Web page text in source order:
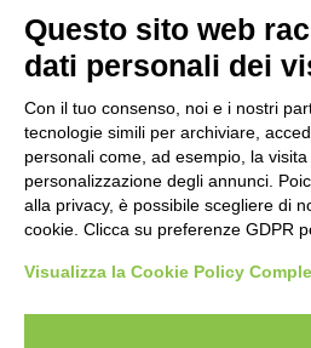
Email:
Legge 3
Saldo e
Questo sito web
dati personali dei
Con il tuo consenso, noi e i nostri
tecnologie simili per archiviare,
personali come, ad esempio, la
personalizzazione degli annunci.
alla privacy, è possibile scegliere di
cookie. Clicca su preferenze GDPR
Visualizza la Cookie Policy